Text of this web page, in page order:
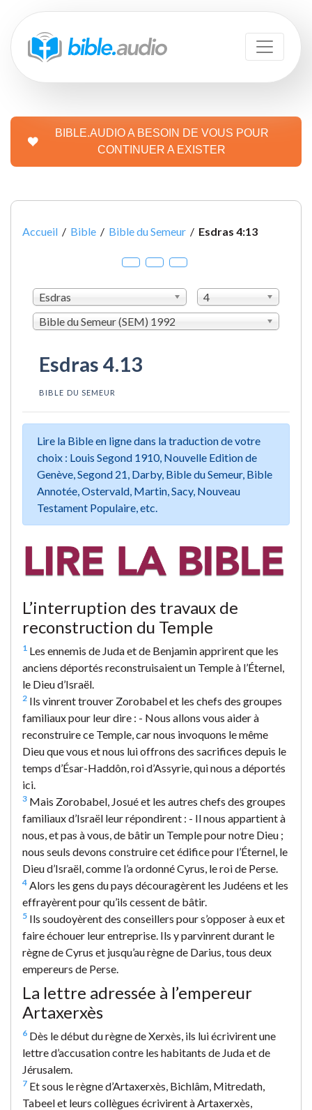
BIBLE.AUDIO A BESOIN DE VOUS POUR
CONTINUER A EXISTER
Accueil / Bible / Bible du Semeur / Esdras 4:13
Esdras
4
Bible du Semeur (SEM) 1992
Esdras 4.13
BIBLE DU SEMEUR
Lire la Bible en ligne dans la traduction de votre
choix : Louis Segond 1910, Nouvelle Edition de
Genève, Segond 21, Darby, Bible du Semeur, Bible
Annotée, Ostervald, Martin, Sacy, Nouveau
Testament Populaire, etc.
L’interruption des travaux de
reconstruction du Temple
1 Les ennemis de Juda et de Benjamin apprirent que les
anciens déportés reconstruisaient un Temple à l’Éternel,
le Dieu d’Israël.
2 Ils vinrent trouver Zorobabel et les chefs des groupes
familiaux pour leur dire : - Nous allons vous aider à
reconstruire ce Temple, car nous invoquons le même
Dieu que vous et nous lui offrons des sacrifices depuis le
temps d’Ésar-Haddôn, roi d’Assyrie, qui nous a déportés
ici.
3 Mais Zorobabel, Josué et les autres chefs des groupes
familiaux d’Israël leur répondirent : - Il nous appartient à
nous, et pas à vous, de bâtir un Temple pour notre Dieu ;
nous seuls devons construire cet édifice pour l’Éternel, le
Dieu d’Israël, comme l’a ordonné Cyrus, le roi de Perse.
4 Alors les gens du pays découragèrent les Judéens et les
effrayèrent pour qu’ils cessent de bâtir.
5 Ils soudoyèrent des conseillers pour s’opposer à eux et
faire échouer leur entreprise. Ils y parvinrent durant le
règne de Cyrus et jusqu’au règne de Darius, tous deux
empereurs de Perse.
La lettre adressée à l’empereur
Artaxerxès
6 Dès le début du règne de Xerxès, ils lui écrivirent une
lettre d’accusation contre les habitants de Juda et de
Jérusalem.
7 Et sous le règne d’Artaxerxès, Bichlâm, Mitredath,
Tabeel et leurs collègues écrivirent à Artaxerxès,